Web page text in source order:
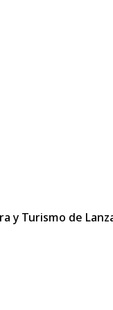
y Turismo de